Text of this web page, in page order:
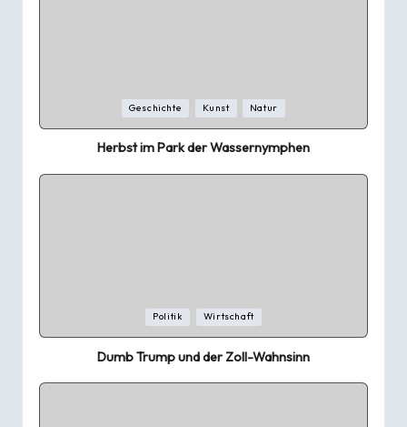
in
Geschichte Kunst Natur
Herbst im Park der Wassernymphen
in
Politik Wirtschaft
Dumb Trump und der Zoll-Wahnsinn